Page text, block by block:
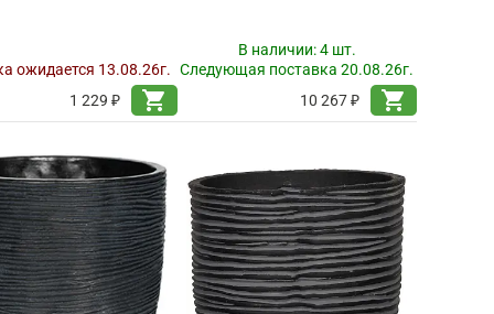
ожидается 13.08.26г.
1 229 ₽
shopping_cart
В наличии:4 шт.
Следующая поставка 20.08.26г.
10 267 ₽
shopping_cart